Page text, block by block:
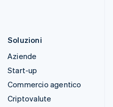
Soluzioni
Aziende
Start-up
Commercio agentico
Criptovalute